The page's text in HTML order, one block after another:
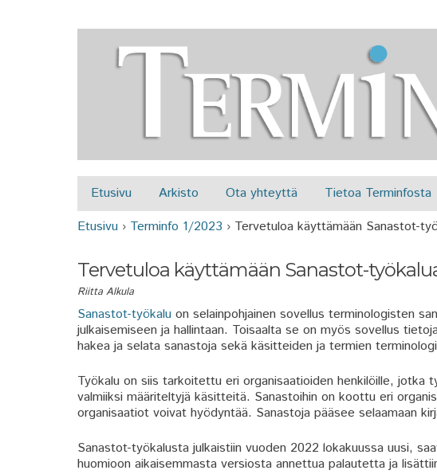
Päävalikko
Etusivu Arkisto Ota yhteyttä Tietoa Terminfosta
Etusivu › Terminfo 1/2023 › Tervetuloa käyttämään Sanastot-
Tervetuloa käyttämään Sanastot-
Riitta Alkula
Sanastot-työkalu on selainpohjainen sovellus terminologisten
julkaisemiseen ja hallintaan. Toisaalta se on myös sovellus
hakea ja selata sanastoja sekä käsitteiden ja termien
Työkalu on siis tarkoitettu eri organisaatioiden henkilöille,
valmiiksi määriteltyjä käsitteitä. Sanastoihin on koottu eri
organisaatiot voivat hyödyntää. Sanastoja pääsee selaamaan
Sanastot-työkalusta julkaistiin vuoden 2022 lokakuussa uusi,
huomioon aikaisemmasta versiosta annettua palautetta ja